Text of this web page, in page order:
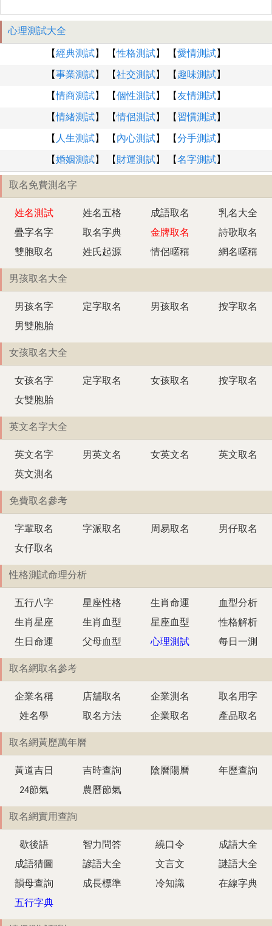
心理測試大全
【經典測試】 【性格測試】 【愛情測試】
【事業測試】 【社交測試】 【 趣味測試】
【情商測試】 【個性測試】 【友情測試】
【情緒測試】 【情侶測試】 【 習慣測試】
【 人生測試】 【 內心測試】 【分手測試】
【婚姻測試】 【 財運測試】 【名字測試】
取名免費測名字
姓名測試 姓名五格 成語取名
乳名大全
疊字名字
取名字典 金牌取名
詩歌取名
雙胞取名
姓氏起源 情侶暱稱 網名暱稱
男孩取名大全
男孩名字 定字取名 男孩取名
按字取名
男雙胞胎
女孩取名大全
女孩名字 定字取名 女孩取名
按字取名
女雙胞胎
英文名字大全
英文名字 男英文名 女英文名
英文取名
英文測名
免費取名參考
字輩取名 字派取名 周易取名
男仔取名
女仔取名
性格測試命理分析
五行八字 星座性格 生肖命運
血型分析
生肖星座
生肖血型 星座血型
性格解析
生日命運
父母血型 心理測試 每日一測
取名網取名參考
企業名稱 店舖取名 企業測名
取名用字
姓名學
取名方法 企業取名 產品取名
取名網黃歷萬年曆
黃道吉日 吉時查詢 陰曆陽曆
年歷查詢
24節氣
農曆節氣
取名網實用查詢
歇後語 智力問答 繞口令
成語大全
成語猜圖
諺語大全 文言文
謎語大全
韻母查詢
成長標準 冷知識
在線字典
五行字典